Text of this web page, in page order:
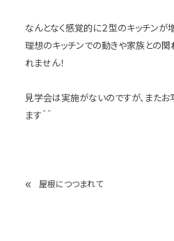
なんとなく感覚的に２型のキッチンが増
理想のキッチンでの動きや家族との関
れません！
見学会は実施がないのですが、また
ます＾＾
« 屋根につつまれて